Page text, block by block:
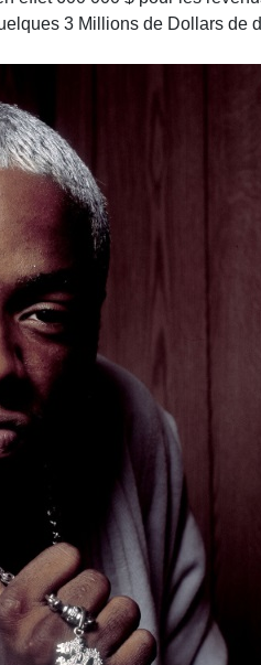
3 Millions de Dollars de